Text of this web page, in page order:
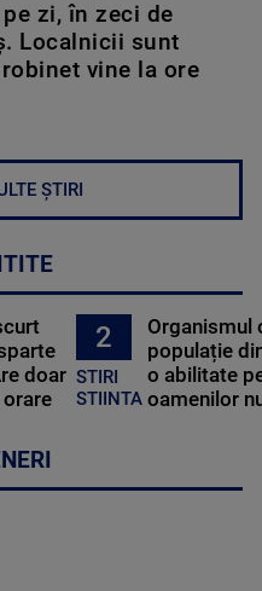
zi, în zeci de
Localnicii sunt
vine la ore
ȘTIRI
doar
2
STIRI
STIINTA
Organismul
populație
o abilitate
oamenilor